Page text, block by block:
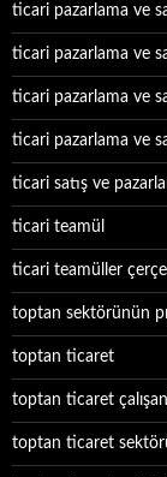
ticari pazarlama ve
ticari pazarlama ve
ticari pazarlama ve
ticari pazarlama ve
ticari satış ve
ticari teamül
ticari teamüller
toptan sektörünün
toptan ticaret
toptan ticaret
toptan ticaret